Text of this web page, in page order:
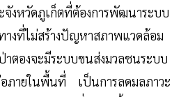
จังหวัดภูเก็ตที่ต้องการพัฒนาระบบ
างที่ไม่สร้างปัญหาสภาพแวดล้อม
าตองจะมีระบบขนส่งมวลชนระบบ
อภายในพื้นที่ เป็นการลดมลภาวะ